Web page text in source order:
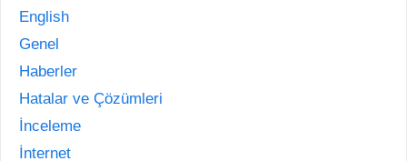
English
Genel
Haberler
Hatalar ve Çözümleri
İnceleme
İnternet